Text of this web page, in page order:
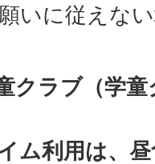
いに従えな
クラブ（学
ム利用は、